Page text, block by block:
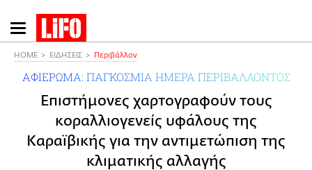
Παράκαμψη
προς
κυρίως
HOME ΕΙΔΗΣΕΙΣ Περιβάλλον
ΑΦΙΕΡΩΜΑ: ΠΑΓΚΟΣΜΙΑ ΗΜΕΡΑ ΠΕΡΙΒΑΛΛΟΝΤΟΣ
Eπιστήμονες χαρτογραφούν τους
κοραλλιογενείς υφάλους της
Καραϊβικής για την αντιμετώπιση της
κλιματικής αλλαγής